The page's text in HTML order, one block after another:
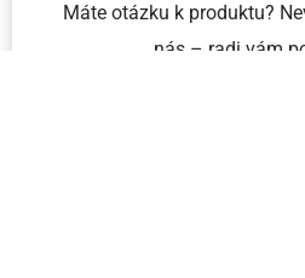
Máte otázku k produktu?
nás – radi vám